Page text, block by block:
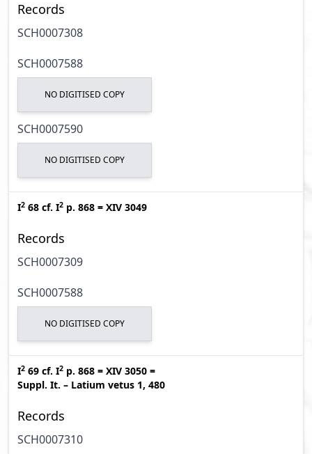
Records
SCH0007308
SCH0007588
NO DIGITISED COPY
SCH0007590
NO DIGITISED COPY
I2 68 cf. I2 p. 868 = XIV 3049
Records
SCH0007309
SCH0007588
NO DIGITISED COPY
I2 69 cf. I2 p. 868 = XIV 3050 =
Suppl. It. – Latium vetus 1, 480
Records
SCH0007310